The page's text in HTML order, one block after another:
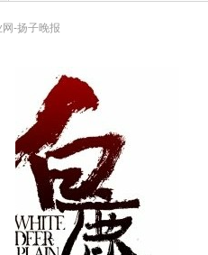
网-扬子晚报